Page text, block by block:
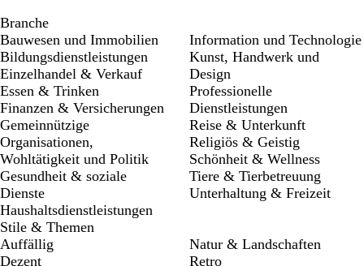
Branche
Bauwesen und Immobilien
Bildungsdienstleistungen
Einzelhandel & Verkauf
Essen & Trinken
Finanzen & Versicherungen
Gemeinnützige
Organisationen,
Wohltätigkeit und Politik
Gesundheit & soziale
Dienste
Haushaltsdienstleistungen
Information und Technologie
Kunst, Handwerk und
Design
Professionelle
Dienstleistungen
Reise & Unterkunft
Religiös & Geistig
Schönheit & Wellness
Tiere & Tierbetreuung
Unterhaltung & Freizeit
Stile & Themen
Auffällig
Dezent
Natur & Landschaften
Retro